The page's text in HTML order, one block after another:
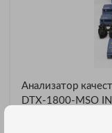
Анализатор
DTX-1800-MSO